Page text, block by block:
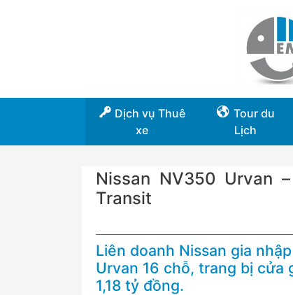
Dịch vụ Thuê
xe
Tour du
Lịch
Nissan NV350 Urvan
Transit
Liên doanh Nissan gia
Urvan 16 chỗ, trang bị
1,18 tỷ đồng.